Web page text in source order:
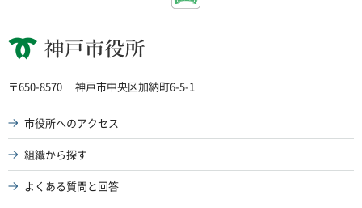
神戸市役所
〒650-8570 神戸市中央区加納町6-5-1
市役所へのアクセス
組織から探す
よくある質問と回答